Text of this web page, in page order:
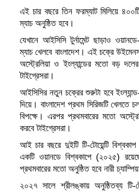
এই চার বছরে তিন ফরম্যাট মিলিয়ে
ম্যাচ অনুষ্ঠিত হবে।
যেখানে আইসিসি টুর্নামেন্ট ছাড়াও
ম্যাচ খেলবে বাংলাদেশ। এই চক্রে
অস্ট্রেলিয়া ও ইংল্যান্ডের মতো বড় দলের
টাইগ্রেসরা।
আইসিসির নতুন চক্রের শুরুটা হবে
দিয়ে। বাংলাদেশ প্রথম সিরিজটি খেলতে
বিপক্ষে। এরপর প্রথমবারের মতো
করবে টাইগ্রেসরা।
আই চার বছরে দুইটি টি-টোয়েন্টি
একটি ওয়ানডে বিশ্বকাপে (২০২৫)
প্রথমবারের মতো অনুষ্ঠিত হবে নারী
২০২৭ সালে শ্রীলঙ্কায় অনুষ্ঠিতব্য টি-